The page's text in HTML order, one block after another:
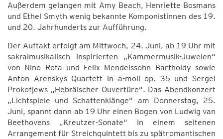
Außerdem gelangen mit Amy Beach, Henriette Bosmans
und Ethel Smyth wenig bekannte Komponistinnen des 19.
und 20. Jahrhunderts zur Aufführung.
Der Auftakt erfolgt am Mittwoch, 24. Juni, ab 19 Uhr mit
sakralmusikalisch inspirierten „Kammermusik-Juwelen“
von Nino Rota und Felix Mendelssohn Bartholdy sowie
Anton Arenskys Quartett in a-moll op. 35 und Sergei
Prokofjews „Hebräischer Ouvertüre“. Das Abendkonzert
„Lichtspiele und Schattenklänge“ am Donnerstag, 25.
Juni, spannt dann ab 19 Uhr einen Bogen von Ludwig van
Beethovens „Kreutzer-Sonate“ in einem seltenen
Arrangement für Streichquintett bis zu spätromantischen